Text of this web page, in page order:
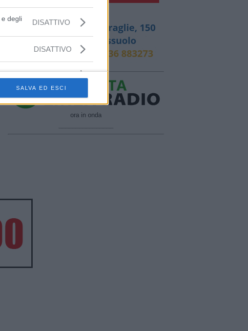
degli
DISATTIVO
DISATTIVO
SALVA ED ESCI
ora in onda